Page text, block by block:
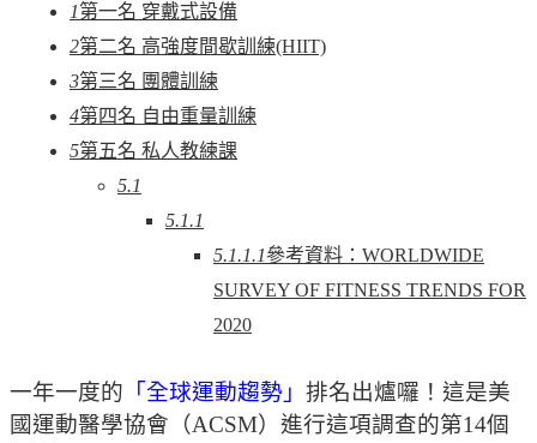
1第一名 穿戴式設備
2第二名 高強度間歇訓練(HIIT)
3第三名 團體訓練
4第四名 自由重量訓練
5第五名 私人教練課
5.1
5.1.1
5.1.1.1參考資料：WORLDWIDE
SURVEY OF FITNESS TRENDS FOR
2020
一年一度的 「全球運動趨勢」 排名出爐囉！這是美
國運動醫學協會（ACSM）進行這項調查的第14個